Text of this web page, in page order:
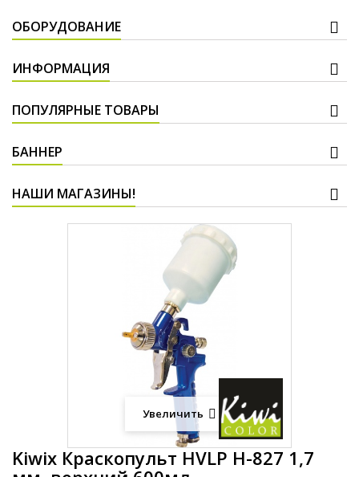
ОБОРУДОВАНИЕ
ИНФОРМАЦИЯ
ПОПУЛЯРНЫЕ ТОВАРЫ
БАННЕР
НАШИ МАГАЗИНЫ!
Увеличить
Kiwix Краскопульт HVLP H-827 1,7